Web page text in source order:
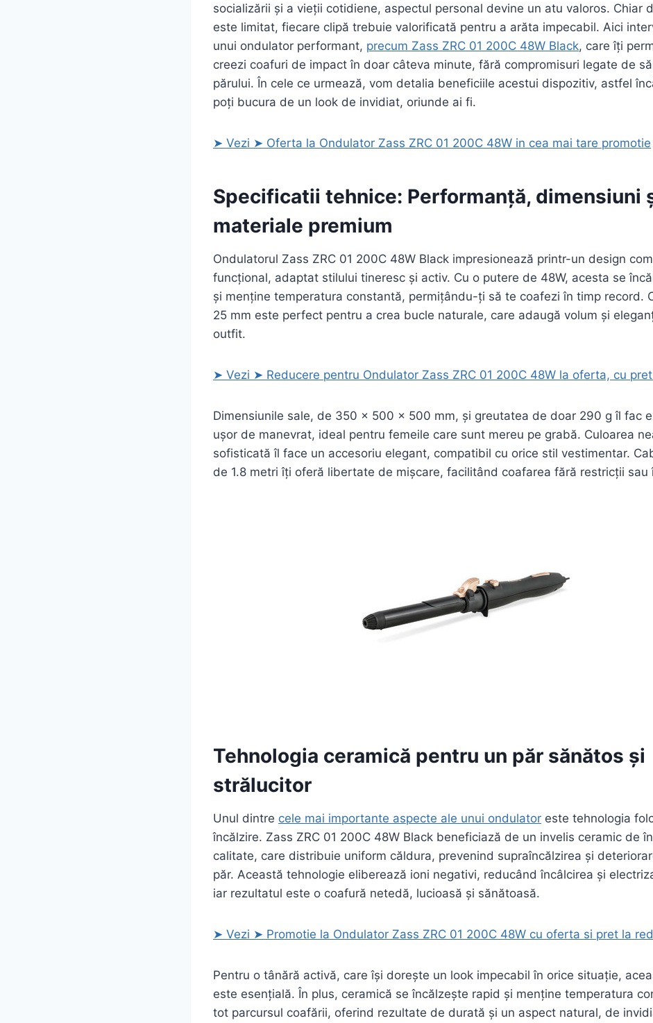
socializării și a vieții cotidiene, aspectul personal devine un atu valoros. Chiar
este limitat, fiecare clipă trebuie valorificată pentru a arăta impecabil. Aici
unui ondulator performant, precum Zass ZRC 01 200C 48W Black, care îți
creezi coafuri de impact în doar câteva minute, fără compromisuri legate de
părului. În cele ce urmează, vom detalia beneficiile acestui dispozitiv, astfel
poți bucura de un look de invidiat, oriunde ai fi.
➤ Vezi ➤ Oferta la Ondulator Zass ZRC 01 200C 48W in cea mai tare promotie
Specificatii tehnice: Performanță, dimensiuni
materiale premium
Ondulatorul Zass ZRC 01 200C 48W Black impresionează printr-un design
funcțional, adaptat stilului tineresc și activ. Cu o putere de 48W, acesta se
și menține temperatura constantă, permițându-ți să te coafezi în timp record.
25 mm este perfect pentru a crea bucle naturale, care adaugă volum și
outfit.
➤ Vezi ➤ Reducere pentru Ondulator Zass ZRC 01 200C 48W la oferta, cu
Dimensiunile sale, de 350 x 500 x 500 mm, și greutatea de doar 290 g îl fac
ușor de manevrat, ideal pentru femeile care sunt mereu pe grabă. Culoarea
sofisticată îl face un accesoriu elegant, compatibil cu orice stil vestimentar.
de 1.8 metri îți oferă libertate de mișcare, facilitând coafarea fără restricții sau
Tehnologia ceramică pentru un păr sănătos și
strălucitor
Unul dintre cele mai importante aspecte ale unui ondulator este tehnologia
încălzire. Zass ZRC 01 200C 48W Black beneficiază de un invelis ceramic de
calitate, care distribuie uniform căldura, prevenind supraîncălzirea și
păr. Această tehnologie eliberează ioni negativi, reducând încâlcirea și
iar rezultatul este o coafură netedă, lucioasă și sănătoasă.
➤ Vezi ➤ Promotie la Ondulator Zass ZRC 01 200C 48W cu oferta si pret la
Pentru o tânără activă, care își dorește un look impecabil în orice situație,
este esențială. În plus, ceramică se încălzește rapid și menține temperatura
tot parcursul coafării, oferind rezultate de durată și un aspect natural, de